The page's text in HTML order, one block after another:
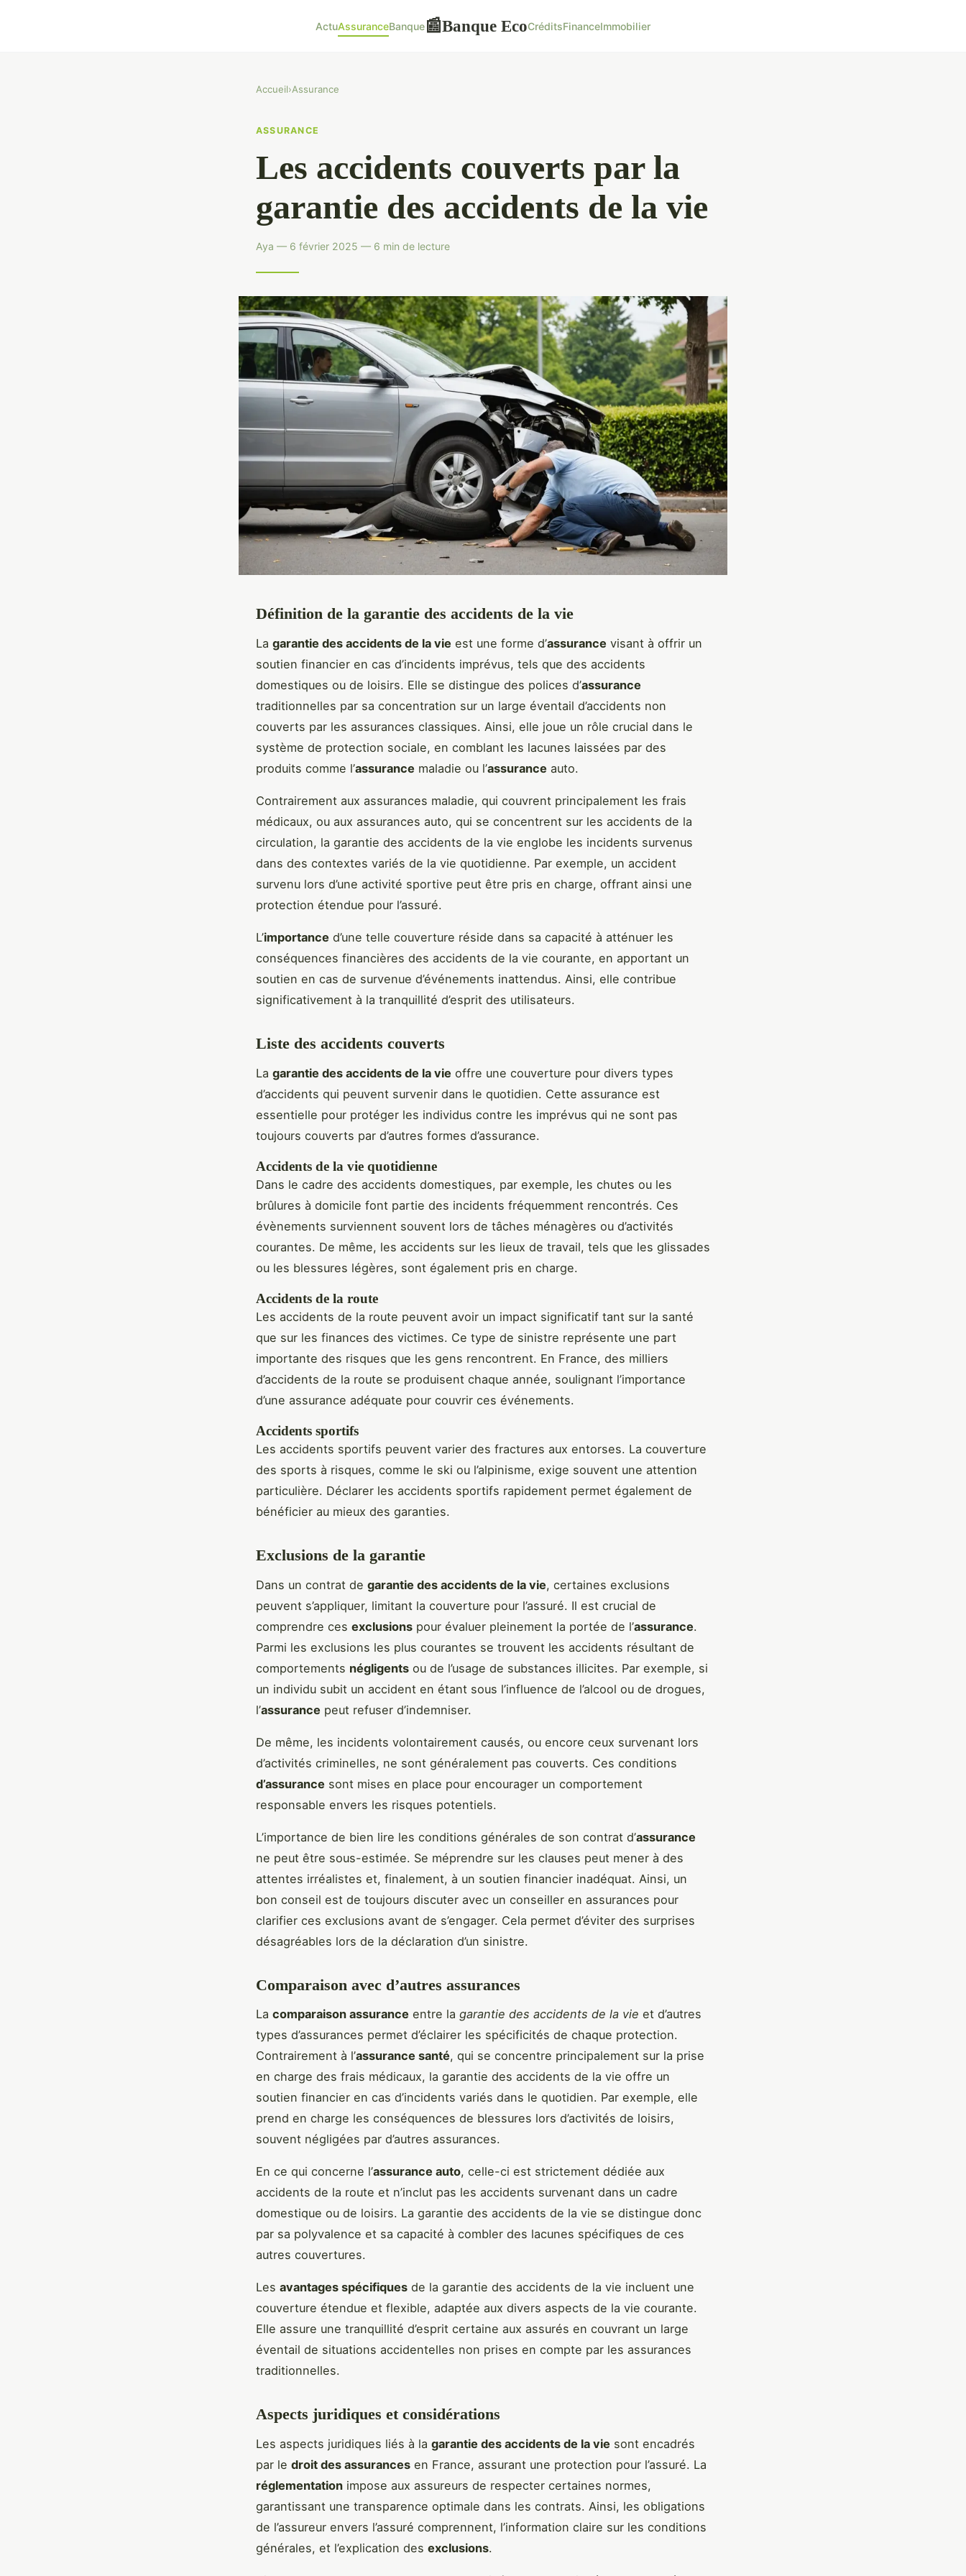
ActuAssuranceBanque📰Banque EcoCréditsFinanceImmobilier
Accueil›Assurance
ASSURANCE
Les accidents couverts par la
garantie des accidents de la vie
Aya — 6 février 2025 — 6 min de lecture
Définition de la garantie des accidents de la vie
La garantie des accidents de la vie est une forme d’assurance visant à offrir un
soutien financier en cas d’incidents imprévus, tels que des accidents
domestiques ou de loisirs. Elle se distingue des polices d’assurance
traditionnelles par sa concentration sur un large éventail d’accidents non
couverts par les assurances classiques. Ainsi, elle joue un rôle crucial dans le
système de protection sociale, en comblant les lacunes laissées par des
produits comme l’assurance maladie ou l’assurance auto.
Contrairement aux assurances maladie, qui couvrent principalement les frais
médicaux, ou aux assurances auto, qui se concentrent sur les accidents de la
circulation, la garantie des accidents de la vie englobe les incidents survenus
dans des contextes variés de la vie quotidienne. Par exemple, un accident
survenu lors d’une activité sportive peut être pris en charge, offrant ainsi une
protection étendue pour l’assuré.
L’importance d’une telle couverture réside dans sa capacité à atténuer les
conséquences financières des accidents de la vie courante, en apportant un
soutien en cas de survenue d’événements inattendus. Ainsi, elle contribue
significativement à la tranquillité d’esprit des utilisateurs.
Liste des accidents couverts
La garantie des accidents de la vie offre une couverture pour divers types
d’accidents qui peuvent survenir dans le quotidien. Cette assurance est
essentielle pour protéger les individus contre les imprévus qui ne sont pas
toujours couverts par d’autres formes d’assurance.
Accidents de la vie quotidienne
Dans le cadre des accidents domestiques, par exemple, les chutes ou les
brûlures à domicile font partie des incidents fréquemment rencontrés. Ces
évènements surviennent souvent lors de tâches ménagères ou d’activités
courantes. De même, les accidents sur les lieux de travail, tels que les glissades
ou les blessures légères, sont également pris en charge.
Accidents de la route
Les accidents de la route peuvent avoir un impact significatif tant sur la santé
que sur les finances des victimes. Ce type de sinistre représente une part
importante des risques que les gens rencontrent. En France, des milliers
d’accidents de la route se produisent chaque année, soulignant l’importance
d’une assurance adéquate pour couvrir ces événements.
Accidents sportifs
Les accidents sportifs peuvent varier des fractures aux entorses. La couverture
des sports à risques, comme le ski ou l’alpinisme, exige souvent une attention
particulière. Déclarer les accidents sportifs rapidement permet également de
bénéficier au mieux des garanties.
Exclusions de la garantie
Dans un contrat de garantie des accidents de la vie, certaines exclusions
peuvent s’appliquer, limitant la couverture pour l’assuré. Il est crucial de
comprendre ces exclusions pour évaluer pleinement la portée de l’assurance.
Parmi les exclusions les plus courantes se trouvent les accidents résultant de
comportements négligents ou de l’usage de substances illicites. Par exemple, si
un individu subit un accident en étant sous l’influence de l’alcool ou de drogues,
l’assurance peut refuser d’indemniser.
De même, les incidents volontairement causés, ou encore ceux survenant lors
d’activités criminelles, ne sont généralement pas couverts. Ces conditions
d’assurance sont mises en place pour encourager un comportement
responsable envers les risques potentiels.
L’importance de bien lire les conditions générales de son contrat d’assurance
ne peut être sous-estimée. Se méprendre sur les clauses peut mener à des
attentes irréalistes et, finalement, à un soutien financier inadéquat. Ainsi, un
bon conseil est de toujours discuter avec un conseiller en assurances pour
clarifier ces exclusions avant de s’engager. Cela permet d’éviter des surprises
désagréables lors de la déclaration d’un sinistre.
Comparaison avec d’autres assurances
La comparaison assurance entre la garantie des accidents de la vie et d’autres
types d’assurances permet d’éclairer les spécificités de chaque protection.
Contrairement à l’assurance santé, qui se concentre principalement sur la prise
en charge des frais médicaux, la garantie des accidents de la vie offre un
soutien financier en cas d’incidents variés dans le quotidien. Par exemple, elle
prend en charge les conséquences de blessures lors d’activités de loisirs,
souvent négligées par d’autres assurances.
En ce qui concerne l’assurance auto, celle-ci est strictement dédiée aux
accidents de la route et n’inclut pas les accidents survenant dans un cadre
domestique ou de loisirs. La garantie des accidents de la vie se distingue donc
par sa polyvalence et sa capacité à combler des lacunes spécifiques de ces
autres couvertures.
Les avantages spécifiques de la garantie des accidents de la vie incluent une
couverture étendue et flexible, adaptée aux divers aspects de la vie courante.
Elle assure une tranquillité d’esprit certaine aux assurés en couvrant un large
éventail de situations accidentelles non prises en compte par les assurances
traditionnelles.
Aspects juridiques et considérations
Les aspects juridiques liés à la garantie des accidents de la vie sont encadrés
par le droit des assurances en France, assurant une protection pour l’assuré. La
réglementation impose aux assureurs de respecter certaines normes,
garantissant une transparence optimale dans les contrats. Ainsi, les obligations
de l’assureur envers l’assuré comprennent, l’information claire sur les conditions
générales, et l’explication des exclusions.